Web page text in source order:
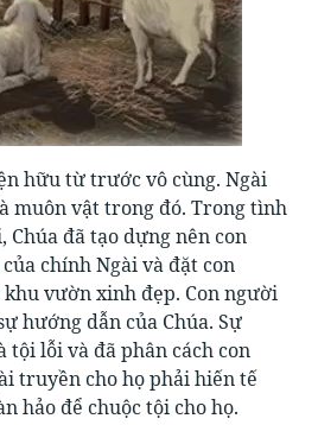
hữu từ trước vô cùng. Ngài
muôn vật trong đó. Trong tình
Chúa đã tạo dựng nên con
chính Ngài và đặt con
vườn xinh đẹp. Con người
hướng dẫn của Chúa. Sự
tội lỗi và đã phân cách con
truyền cho họ phải hiến tế
hảo để chuộc tội cho họ.